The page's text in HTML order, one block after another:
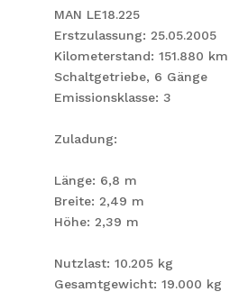
MAN LE18.225
Erstzulassung: 25.05.2005
Kilometerstand: 151.880 km
Schaltgetriebe, 6 Gänge
Emissionsklasse: 3
Zuladung:
Länge: 6,8 m
Breite: 2,49 m
Höhe: 2,39 m
Nutzlast: 10.205 kg
Gesamtgewicht: 19.000 kg